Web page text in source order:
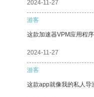
2024-11-27
游客
这款加速器VPM应用程
2024-11-27
游客
这款app就像我的私人导